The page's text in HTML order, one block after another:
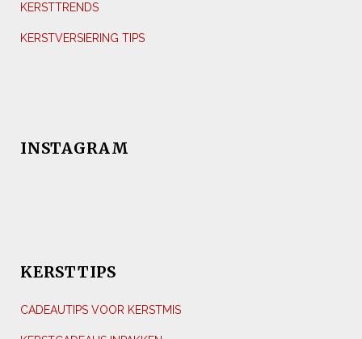
KERSTTRENDS
KERSTVERSIERING TIPS
INSTAGRAM
KERSTTIPS
CADEAUTIPS VOOR KERSTMIS